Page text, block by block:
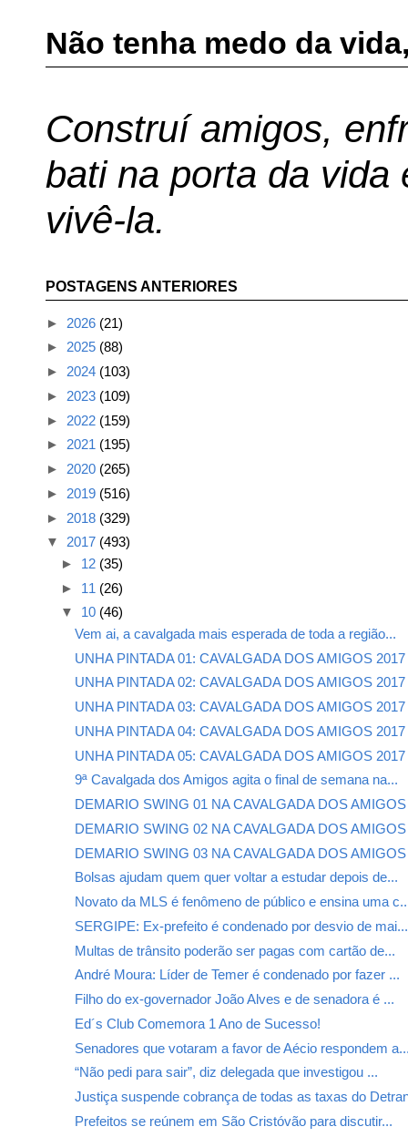
Não tenha medo da
Construí amigos,
bati na porta da vida
vivê-la.
POSTAGENS ANTERIORES
► 2026 (21)
► 2025 (88)
► 2024 (103)
► 2023 (109)
► 2022 (159)
► 2021 (195)
► 2020 (265)
► 2019 (516)
► 2018 (329)
▼ 2017 (493)
► 12 (35)
► 11 (26)
▼ 10 (46)
Vem ai, a cavalgada mais esperada de toda a região...
UNHA PINTADA 01: CAVALGADA DOS AMIGOS 2017
UNHA PINTADA 02: CAVALGADA DOS AMIGOS 2017
UNHA PINTADA 03: CAVALGADA DOS AMIGOS 2017
UNHA PINTADA 04: CAVALGADA DOS AMIGOS 2017
UNHA PINTADA 05: CAVALGADA DOS AMIGOS 2017
9ª Cavalgada dos Amigos agita o final de semana na...
DEMARIO SWING 01 NA CAVALGADA DOS
DEMARIO SWING 02 NA CAVALGADA DOS
DEMARIO SWING 03 NA CAVALGADA DOS
Bolsas ajudam quem quer voltar a estudar depois de...
Novato da MLS é fenômeno de público e ensina uma
SERGIPE: Ex-prefeito é condenado por desvio de mai...
Multas de trânsito poderão ser pagas com cartão de...
André Moura: Líder de Temer é condenado por fazer ...
Filho do ex-governador João Alves e de senadora é ...
Ed´s Club Comemora 1 Ano de Sucesso!
Senadores que votaram a favor de Aécio respondem
“Não pedi para sair”, diz delegada que investigou ...
Justiça suspende cobrança de todas as taxas do
Prefeitos se reúnem em São Cristóvão para discutir...